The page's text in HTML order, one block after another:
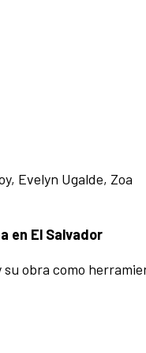
Evelyn Ugalde, Zoa
en El Salvador
obra como